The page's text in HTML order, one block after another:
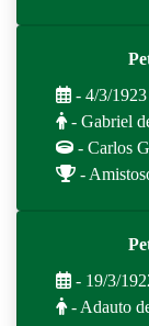
- 4/3/1923
- Gabriel
- Carlos
-
- 19/3/
- Adauto